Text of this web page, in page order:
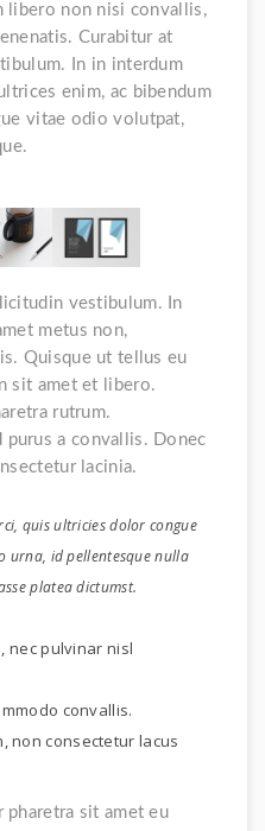
libero non nisi convallis,
Curabitur at
In in interdum
enim, ac bibendum
vitae odio volutpat,
vestibulum. In
metus non,
Quisque ut tellus eu
sit amet et libero.
rutrum.
purus a convallis. Donec
lacinia.
quis ultricies dolor congue
urna, id pellentesque nulla
platea dictumst.
nec pulvinar nisl
convallis.
non consectetur lacus
pharetra sit amet eu